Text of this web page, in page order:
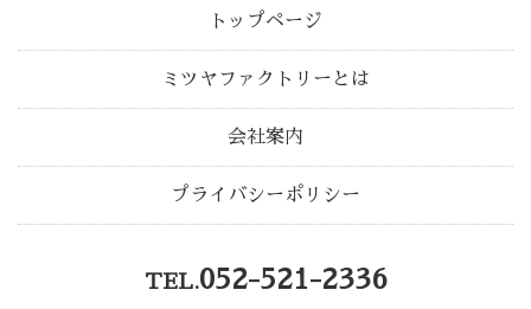
トップページ
ミツヤファクトリーとは
会社案内
プライバシーポリシー
TEL.052-521-2336